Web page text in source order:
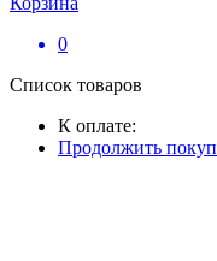
0
Список товаров
К оплате:
Продолжить